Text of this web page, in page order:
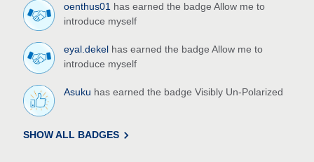
oenthus01 has earned the badge Allow me to
introduce myself
eyal.dekel has earned the badge Allow me to
introduce myself
Asuku has earned the badge Visibly Un-Polarized
SHOW ALL BADGES